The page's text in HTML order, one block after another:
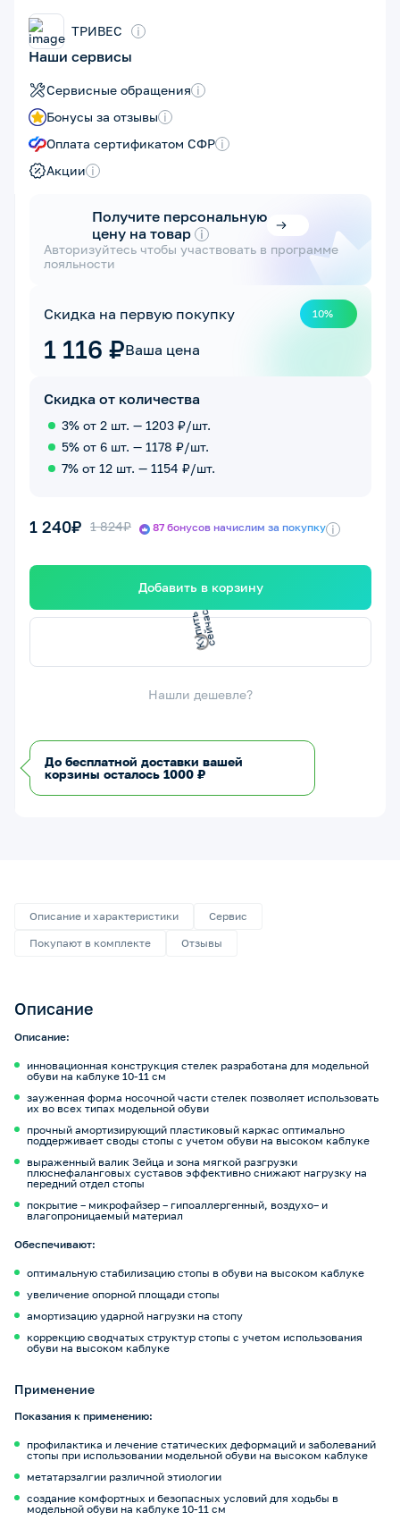
ТРИВЕС i
Наши сервисы
Сервисные обращения i
Бонусы за отзывы i
Оплата сертификатом СФР i
Акции i
Получите персональную
цену на товар i
Авторизуйтесь чтобы участвовать в программе
лояльности
Скидка на первую покупку 10%
1 116 ₽Ваша цена
Скидка от количества
3% от 2 шт. — 1203 ₽/шт.
5% от 6 шт. — 1178 ₽/шт.
7% от 12 шт. — 1154 ₽/шт.
1 240₽ 1 824₽ 87 бонусов начислим за покупку i
Добавить в корзину
К
у
п
и
т
ь
с
е
й
ч
а
с
Нашли дешевле?
До бесплатной доставки вашей
корзины осталось 1000 ₽
Описание и характеристики
Сервис
Покупают в комплекте
Отзывы
Описание
Описание:
инновационная конструкция стелек разработана для модельной
обуви на каблуке 10-11 см
зауженная форма носочной части стелек позволяет использовать
их во всех типах модельной обуви
прочный амортизирующий пластиковый каркас оптимально
поддерживает своды стопы с учетом обуви на высоком каблуке
выраженный валик Зейца и зона мягкой разгрузки
плюснефаланговых суставов эффективно снижают нагрузку на
передний отдел стопы
покрытие – микрофайзер – гипоаллергенный, воздухо– и
влагопроницаемый материал
Обеспечивают:
оптимальную стабилизацию стопы в обуви на высоком каблуке
увеличение опорной площади стопы
амортизацию ударной нагрузки на стопу
коррекцию сводчатых структур стопы с учетом использования
обуви на высоком каблуке
Применение
Показания к применению:
профилактика и лечение статических деформаций и заболеваний
стопы при использовании модельной обуви на высоком каблуке
метатарзалгии различной этиологии
создание комфортных и безопасных условий для ходьбы в
модельной обуви на каблуке 10-11 см